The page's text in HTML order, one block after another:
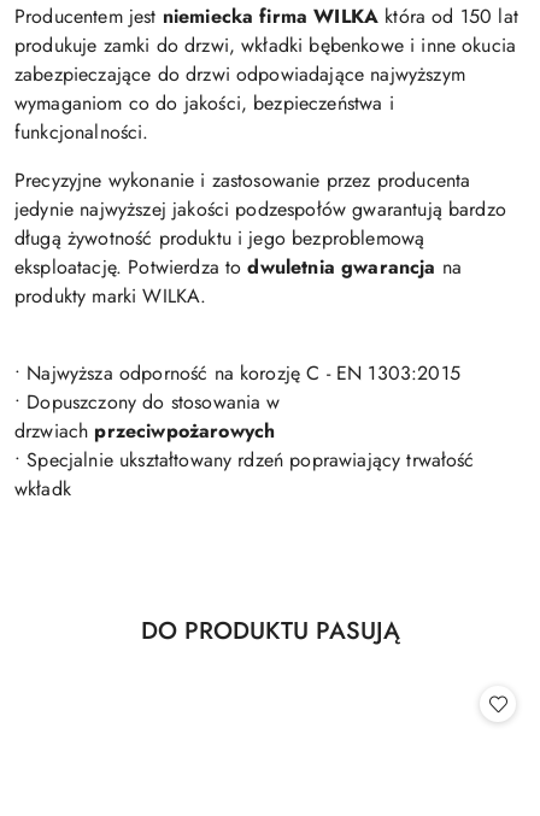
Producentem jest niemiecka firma WILKA która od 150 lat
produkuje zamki do drzwi, wkładki bębenkowe i inne okucia
zabezpieczające do drzwi odpowiadające najwyższym
wymaganiom co do jakości, bezpieczeństwa i
funkcjonalności.
Precyzyjne wykonanie i zastosowanie przez producenta
jedynie najwyższej jakości podzespołów gwarantują bardzo
długą żywotność produktu i jego bezproblemową
eksploatację. Potwierdza todwuletnia gwarancja na
produkty marki WILKA.
• Najwyższa odporność na korozję C - EN 1303:2015
• Dopuszczony do stosowania w
drzwiach przeciwpożarowych
• Specjalnie ukształtowany rdzeń poprawiający trwałość
wkładk
Pomiń karuzelę produktów
Produkty
DO PRODUKTU PASUJĄ